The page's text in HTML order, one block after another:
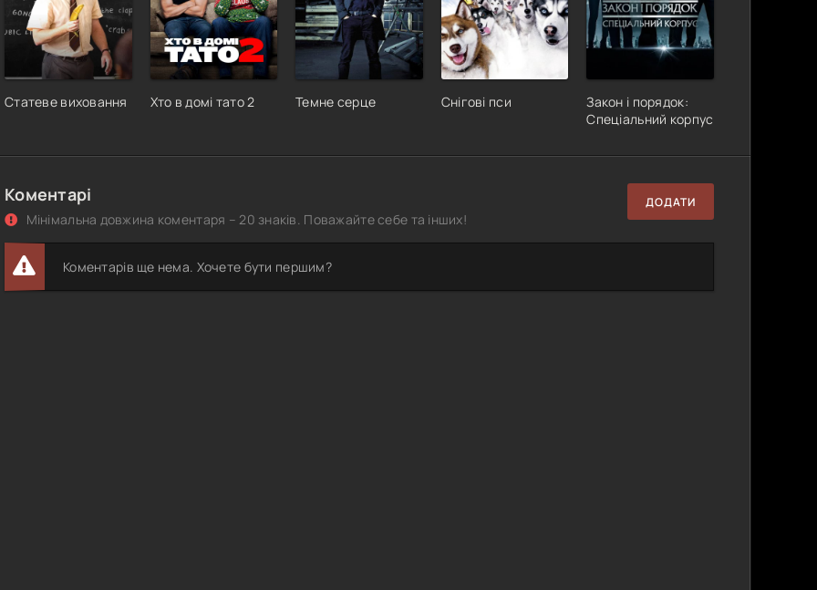
Статеве виховання Хто в домі тато 2 Темне серце Снігові пси
Закон і порядок:
Спеціальний корпус
Коментарі
Мінімальна довжина коментаря – 20 знаків. Поважайте себе та інших!
ДОДАТИ
Коментарів ще нема. Хочете бути першим?